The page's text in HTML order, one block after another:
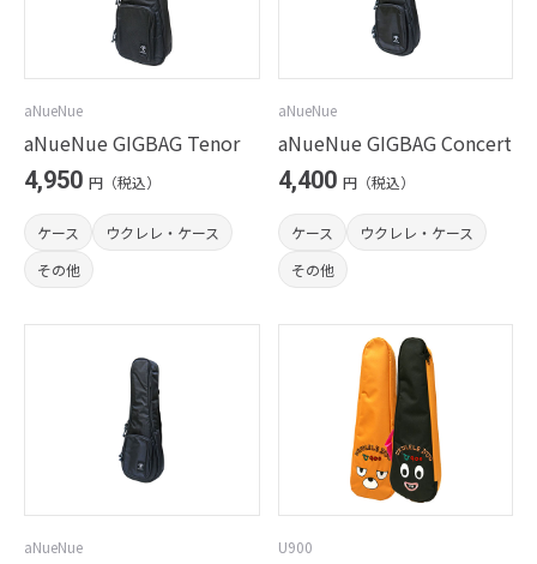
aNueNue
aNueNue GIGBAG Tenor
4,950 円（税込）
ケース
ウクレレ・ケース
その他
aNueNue
aNueNue GIGBAG Concert
4,400 円（税込）
ケース
ウクレレ・ケース
その他
aNueNue U900